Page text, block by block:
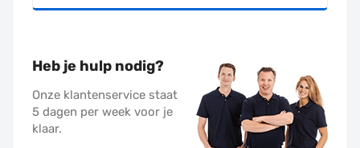
Heb je hulp nodig?
Onze klantenservice staat
5 dagen per week voor je
klaar.